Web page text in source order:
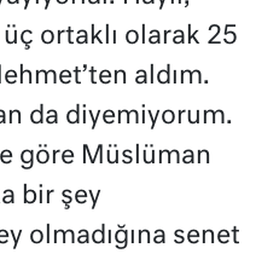
ortaklı olarak 25
aldım.
da diyemiyorum.
göre Müslüman
bir şey
olmadığına senet